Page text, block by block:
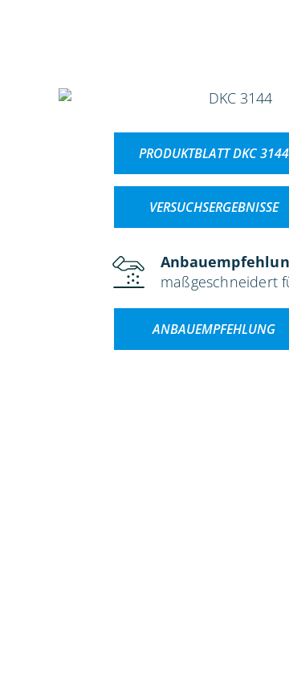
PRODUKTBLATT DKC 3144
VERSUCHSERGEBNISSE
maßgeschneidert
ANBAUEMPFEHLUNG